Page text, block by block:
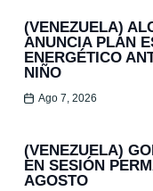
(VENEZUELA)
ANUNCIA PLAN
ENERGÉTICO
NIÑO
Ago 7, 2026
(VENEZUELA)
EN SESIÓN
AGOSTO